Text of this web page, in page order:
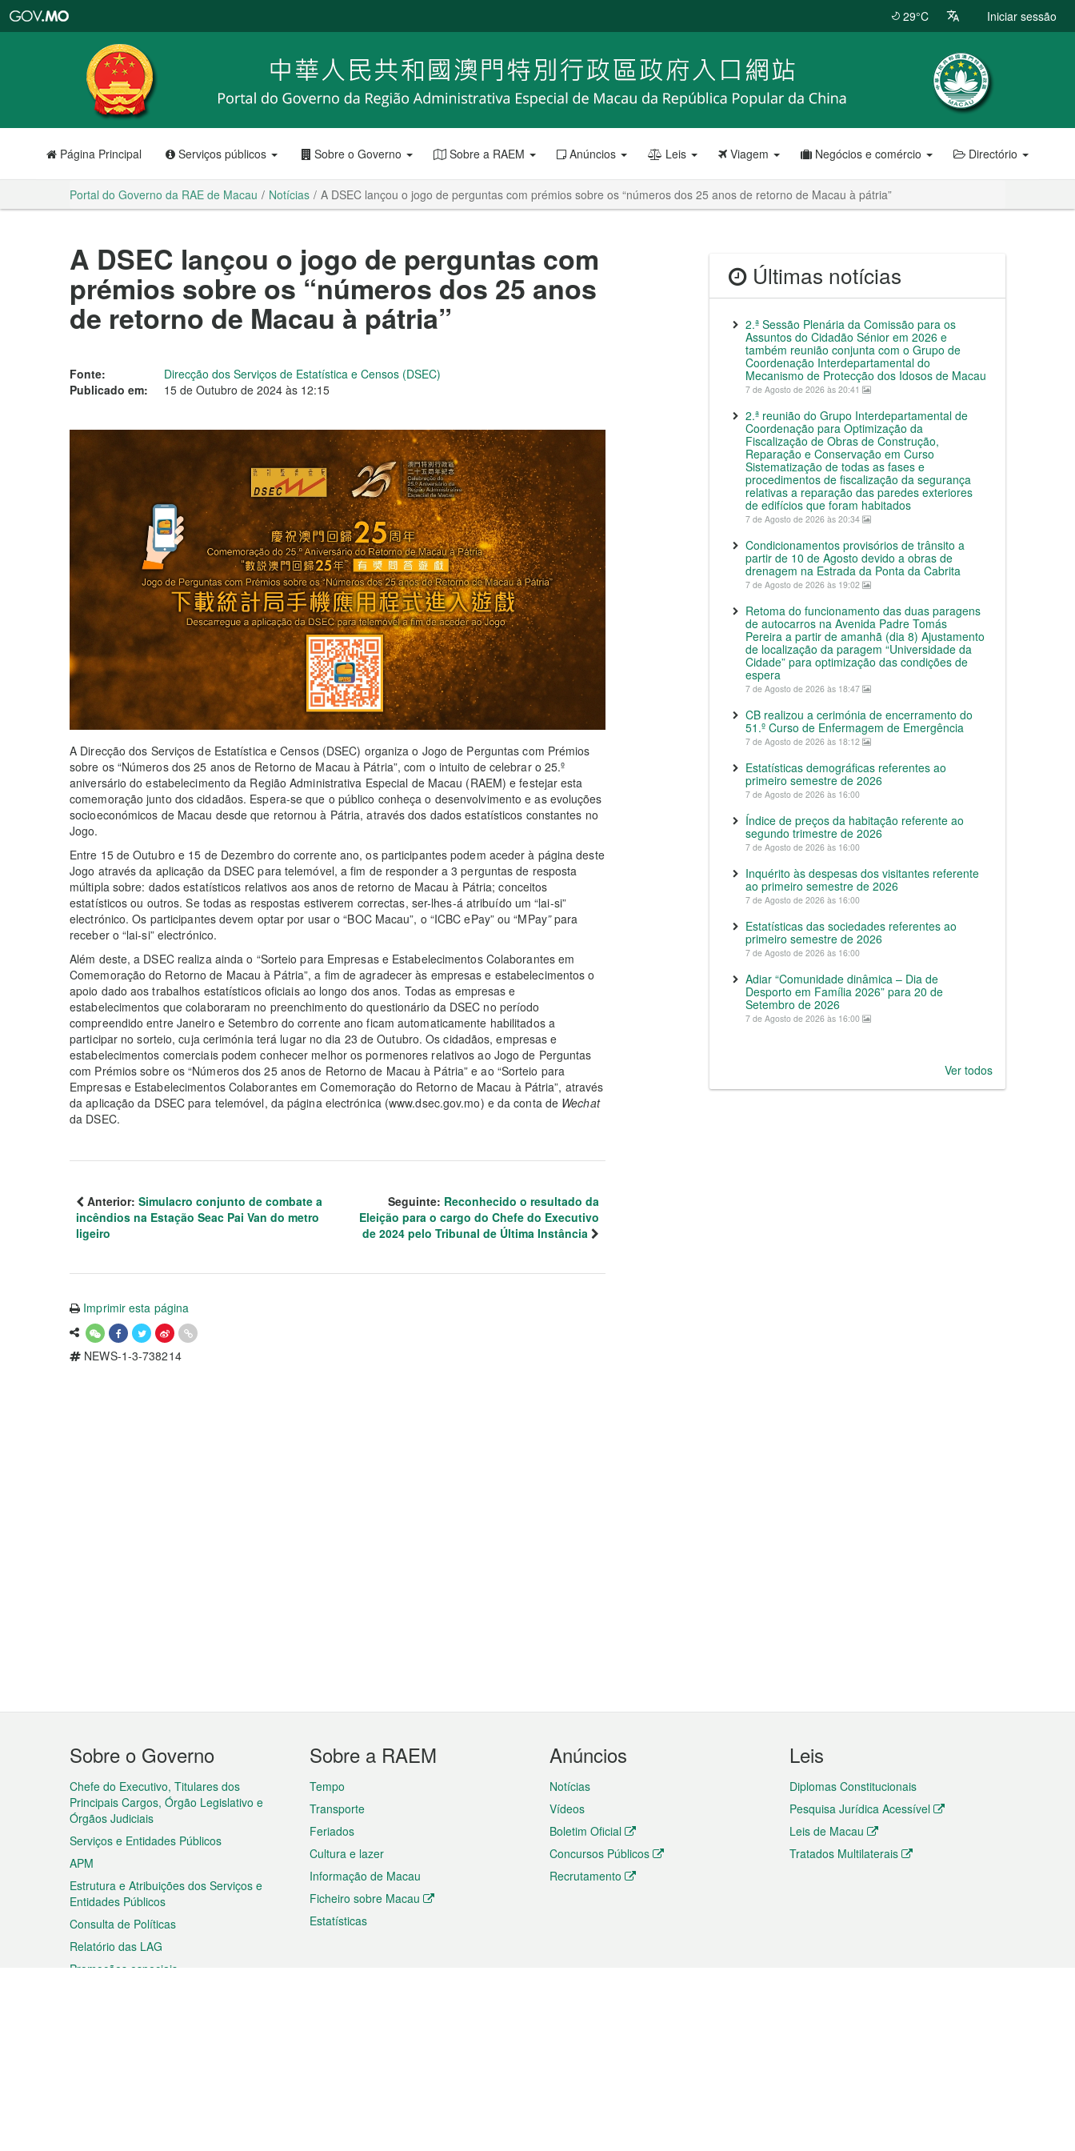
RAE
de
Macau
29°C Iniciar sessão
Página Principal Serviços públicos Sobre o Governo Sobre a RAEM Anúncios Leis Viagem Negócios e comércio Directório
Portal do Governo da RAE de Macau Notícias A DSEC lançou o jogo de perguntas com prémios sobre os “números dos 25 anos de retorno de Macau à pátria”
A DSEC lançou o jogo de perguntas com
prémios sobre os “números dos 25 anos
de retorno de Macau à pátria”
Fonte:
Direcção dos Serviços de Estatística e Censos (DSEC)
Publicado em:
15 de Outubro de 2024 às 12:15
A Direcção dos Serviços de Estatística e Censos (DSEC) organiza o Jogo de Perguntas com Prémios
sobre os “Números dos 25 anos de Retorno de Macau à Pátria”, com o intuito de celebrar o 25.º
aniversário do estabelecimento da Região Administrativa Especial de Macau (RAEM) e festejar esta
comemoração junto dos cidadãos. Espera-se que o público conheça o desenvolvimento e as evoluções
socioeconómicos de Macau desde que retornou à Pátria, através dos dados estatísticos constantes no
Jogo.
Entre 15 de Outubro e 15 de Dezembro do corrente ano, os participantes podem aceder à página deste
Jogo através da aplicação da DSEC para telemóvel, a fim de responder a 3 perguntas de resposta
múltipla sobre: dados estatísticos relativos aos anos de retorno de Macau à Pátria; conceitos
estatísticos ou outros. Se todas as respostas estiverem correctas, ser-lhes-á atribuído um “lai-si”
electrónico. Os participantes devem optar por usar o “BOC Macau”, o “ICBC ePay” ou “MPay”para
receber o “lai-si” electrónico.
Além deste, a DSEC realiza ainda o “Sorteio para Empresas e Estabelecimentos Colaborantes em
Comemoração do Retorno de Macau à Pátria”, a fim de agradecer às empresas e estabelecimentos o
apoio dado aos trabalhos estatísticos oficiais ao longo dos anos. Todas as empresas e
estabelecimentos que colaboraram no preenchimento do questionário da DSEC no período
compreendido entre Janeiro e Setembro do corrente ano ficam automaticamente habilitados a
participar no sorteio, cuja cerimónia terá lugar no dia 23 de Outubro. Os cidadãos, empresas e
estabelecimentos comerciais podem conhecer melhor os pormenores relativos ao Jogo de Perguntas
com Prémios sobre os “Números dos 25 anos de Retorno de Macau à Pátria” e ao “Sorteio para
Empresas e Estabelecimentos Colaborantes em Comemoração do Retorno de Macau à Pátria”, através
da aplicação da DSEC para telemóvel, da página electrónica (www.dsec.gov.mo) e da conta de Wechat
da DSEC.
Anterior: Simulacro conjunto de combate a
incêndios na Estação Seac Pai Van do metro
ligeiro
Seguinte: Reconhecido o resultado da
Eleição para o cargo do Chefe do Executivo
de 2024 pelo Tribunal de Última Instância
Imprimir esta página
NEWS-1-3-738214
Últimas notícias
2.ª Sessão Plenária da Comissão para os
Assuntos do Cidadão Sénior em 2026 e
também reunião conjunta com o Grupo de
Coordenação Interdepartamental do
Mecanismo de Protecção dos Idosos de Macau
7 de Agosto de 2026 às 20:41
2.ª reunião do Grupo Interdepartamental de
Coordenação para Optimização da
Fiscalização de Obras de Construção,
Reparação e Conservação em Curso
Sistematização de todas as fases e
procedimentos de fiscalização da segurança
relativas a reparação das paredes exteriores
de edifícios que foram habitados
7 de Agosto de 2026 às 20:34
Condicionamentos provisórios de trânsito a
partir de 10 de Agosto devido a obras de
drenagem na Estrada da Ponta da Cabrita
7 de Agosto de 2026 às 19:02
Retoma do funcionamento das duas paragens
de autocarros na Avenida Padre Tomás
Pereira a partir de amanhã (dia 8) Ajustamento
de localização da paragem “Universidade da
Cidade” para optimização das condições de
espera
7 de Agosto de 2026 às 18:47
CB realizou a cerimónia de encerramento do
51.º Curso de Enfermagem de Emergência
7 de Agosto de 2026 às 18:12
Estatísticas demográficas referentes ao
primeiro semestre de 2026
7 de Agosto de 2026 às 16:00
Índice de preços da habitação referente ao
segundo trimestre de 2026
7 de Agosto de 2026 às 16:00
Inquérito às despesas dos visitantes referente
ao primeiro semestre de 2026
7 de Agosto de 2026 às 16:00
Estatísticas das sociedades referentes ao
primeiro semestre de 2026
7 de Agosto de 2026 às 16:00
Adiar “Comunidade dinâmica – Dia de
Desporto em Família 2026” para 20 de
Setembro de 2026
7 de Agosto de 2026 às 16:00
Ver todos
Menu
do
rodapé
Sobre o Governo
Chefe do Executivo, Titulares dos
Principais Cargos, Órgão Legislativo e
Órgãos Judiciais
Serviços e Entidades Públicos
APM
Estrutura e Atribuições dos Serviços e
Entidades Públicos
Consulta de Políticas
Relatório das LAG
Promoções especiais
Sobre a RAEM
Tempo
Transporte
Feriados
Cultura e lazer
Informação de Macau
Ficheiro sobre Macau
Estatísticas
Anúncios
Notícias
Vídeos
Boletim Oficial
Concursos Públicos
Recrutamento
Leis
Diplomas Constitucionais
Pesquisa Jurídica Acessível
Leis de Macau
Tratados Multilaterais